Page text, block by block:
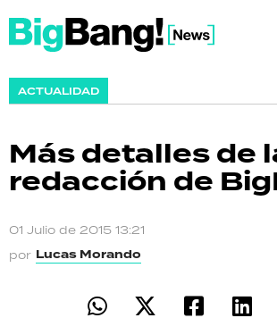
ACTUALIDAD
Más detalles de
redacción de
01 Julio de 2015 13:21
por Lucas Morando
SHOW
ACTUALIDAD
ECONOMÍA
GRAN HERMANO